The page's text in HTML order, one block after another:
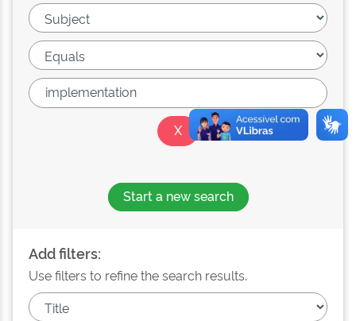
Start a new search
Add filters:
Use filters to refine the search results.